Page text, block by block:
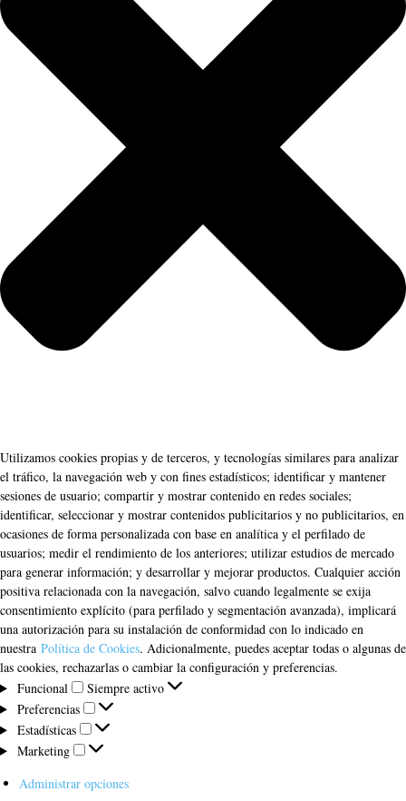
Utilizamos cookies propias y de terceros, y tecnologías similares para analizar
el tráfico, la navegación web y con fines estadísticos; identificar y mantener
sesiones de usuario; compartir y mostrar contenido en redes sociales;
identificar, seleccionar y mostrar contenidos publicitarios y no publicitarios, en
ocasiones de forma personalizada con base en analítica y el perfilado de
usuarios; medir el rendimiento de los anteriores; utilizar estudios de mercado
para generar información; y desarrollar y mejorar productos. Cualquier acción
positiva relacionada con la navegación, salvo cuando legalmente se exija
consentimiento explícito (para perfilado y segmentación avanzada), implicará
una autorización para su instalación de conformidad con lo indicado en
nuestra Política de Cookies. Adicionalmente, puedes aceptar todas o algunas de
las cookies, rechazarlas o cambiar la configuración y preferencias.
Funcional
Funcional
Siempre activo
Preferencias
Preferencias
Estadísticas
Estadísticas
Marketing
Marketing
Administrar opciones